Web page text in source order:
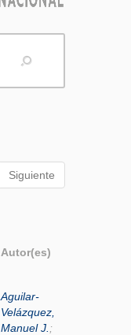
Siguiente
Autor(es)
Aguilar-
Velázquez,
Manuel J. ;